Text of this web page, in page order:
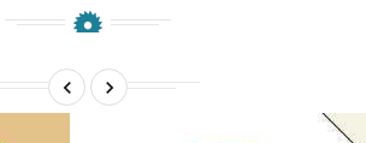
 